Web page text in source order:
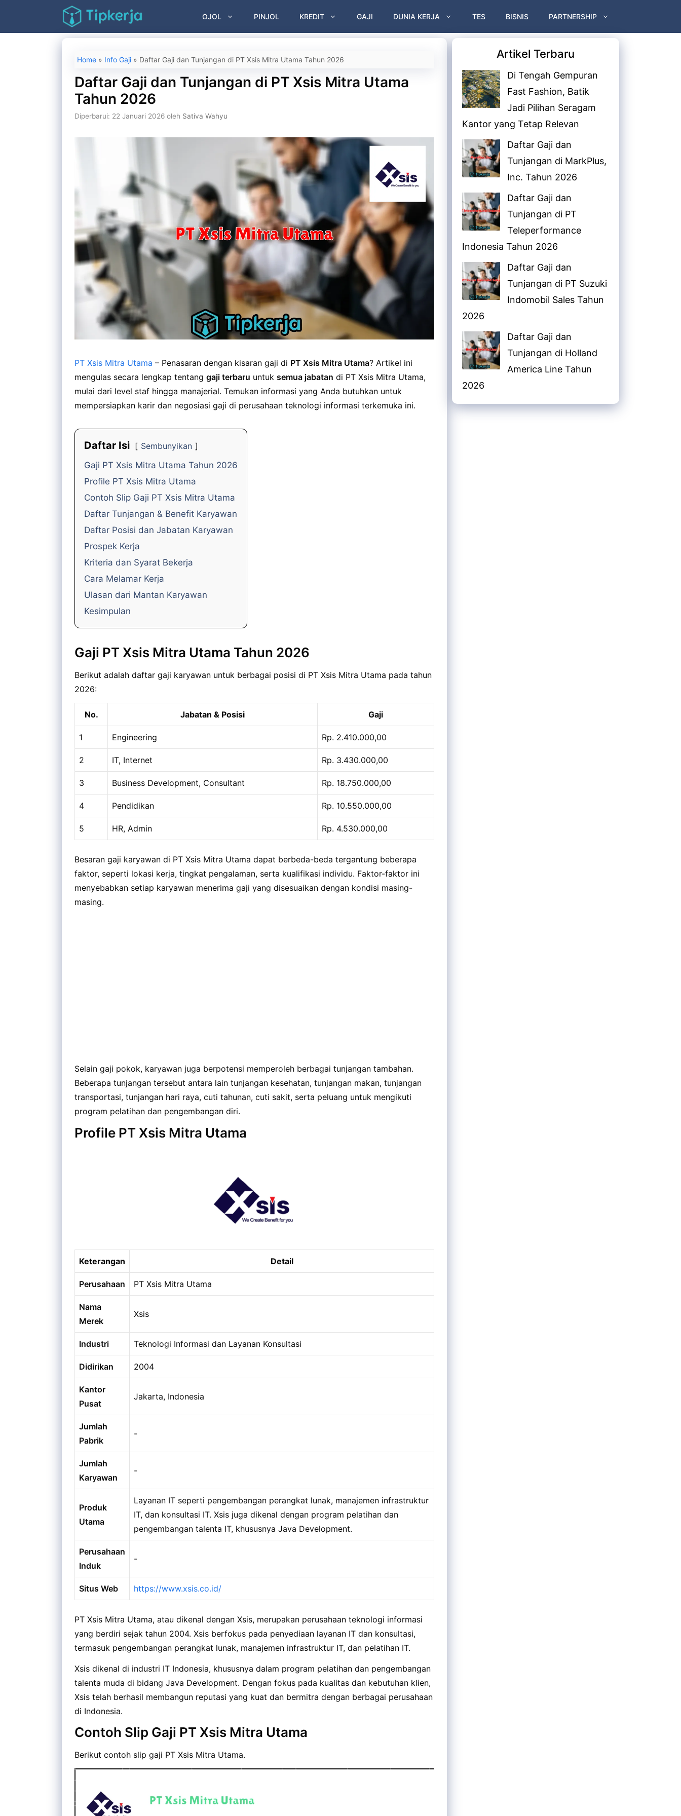
isi
OJOL PINJOL KREDIT GAJI DUNIA KERJA TES BISNIS PARTNERSHIP
Home » Info Gaji » Daftar Gaji dan Tunjangan di PT Xsis Mitra Utama Tahun 2026
Daftar Gaji dan Tunjangan di PT Xsis Mitra Utama
Tahun 2026
Diperbarui: 22 Januari 2026 oleh Sativa Wahyu
PT Xsis Mitra Utama – Penasaran dengan kisaran gaji di PT Xsis Mitra Utama? Artikel ini
mengulas secara lengkap tentang gaji terbaru untuk semua jabatan di PT Xsis Mitra Utama,
mulai dari level staf hingga manajerial. Temukan informasi yang Anda butuhkan untuk
mempersiapkan karir dan negosiasi gaji di perusahaan teknologi informasi terkemuka ini.
Daftar Isi
Sembunyikan
Gaji PT Xsis Mitra Utama Tahun 2026
Profile PT Xsis Mitra Utama
Contoh Slip Gaji PT Xsis Mitra Utama
Daftar Tunjangan & Benefit Karyawan
Daftar Posisi dan Jabatan Karyawan
Prospek Kerja
Kriteria dan Syarat Bekerja
Cara Melamar Kerja
Ulasan dari Mantan Karyawan
Kesimpulan
Gaji PT Xsis Mitra Utama Tahun 2026
Berikut adalah daftar gaji karyawan untuk berbagai posisi di PT Xsis Mitra Utama pada tahun
2026:
No. Jabatan & Posisi Gaji
1 Engineering Rp. 2.410.000,00
2 IT, Internet Rp. 3.430.000,00
3 Business Development, Consultant Rp. 18.750.000,00
4 Pendidikan Rp. 10.550.000,00
5 HR, Admin Rp. 4.530.000,00
Besaran gaji karyawan di PT Xsis Mitra Utama dapat berbeda-beda tergantung beberapa
faktor, seperti lokasi kerja, tingkat pengalaman, serta kualifikasi individu. Faktor-faktor ini
menyebabkan setiap karyawan menerima gaji yang disesuaikan dengan kondisi masing-
masing.
Selain gaji pokok, karyawan juga berpotensi memperoleh berbagai tunjangan tambahan.
Beberapa tunjangan tersebut antara lain tunjangan kesehatan, tunjangan makan, tunjangan
transportasi, tunjangan hari raya, cuti tahunan, cuti sakit, serta peluang untuk mengikuti
program pelatihan dan pengembangan diri.
Profile PT Xsis Mitra Utama
Keterangan Detail
Perusahaan PT Xsis Mitra Utama
Nama
Merek
Xsis
Industri Teknologi Informasi dan Layanan Konsultasi
Didirikan 2004
Kantor
Pusat
Jakarta, Indonesia
Jumlah
Pabrik
-
Jumlah
Karyawan
-
Produk
Utama
Layanan IT seperti pengembangan perangkat lunak, manajemen infrastruktur
IT, dan konsultasi IT. Xsis juga dikenal dengan program pelatihan dan
pengembangan talenta IT, khususnya Java Development.
Perusahaan
Induk
-
Situs Web https://www.xsis.co.id/
PT Xsis Mitra Utama, atau dikenal dengan Xsis, merupakan perusahaan teknologi informasi
yang berdiri sejak tahun 2004. Xsis berfokus pada penyediaan layanan IT dan konsultasi,
termasuk pengembangan perangkat lunak, manajemen infrastruktur IT, dan pelatihan IT.
Xsis dikenal di industri IT Indonesia, khususnya dalam program pelatihan dan pengembangan
talenta muda di bidang Java Development. Dengan fokus pada kualitas dan kebutuhan klien,
Xsis telah berhasil membangun reputasi yang kuat dan bermitra dengan berbagai perusahaan
di Indonesia.
Contoh Slip Gaji PT Xsis Mitra Utama
Berikut contoh slip gaji PT Xsis Mitra Utama.
Artikel Terbaru
Di Tengah Gempuran
Fast Fashion, Batik
Jadi Pilihan Seragam
Kantor yang Tetap Relevan
Daftar Gaji dan
Tunjangan di MarkPlus,
Inc. Tahun 2026
Daftar Gaji dan
Tunjangan di PT
Teleperformance
Indonesia Tahun 2026
Daftar Gaji dan
Tunjangan di PT Suzuki
Indomobil Sales Tahun
2026
Daftar Gaji dan
Tunjangan di Holland
America Line Tahun
2026